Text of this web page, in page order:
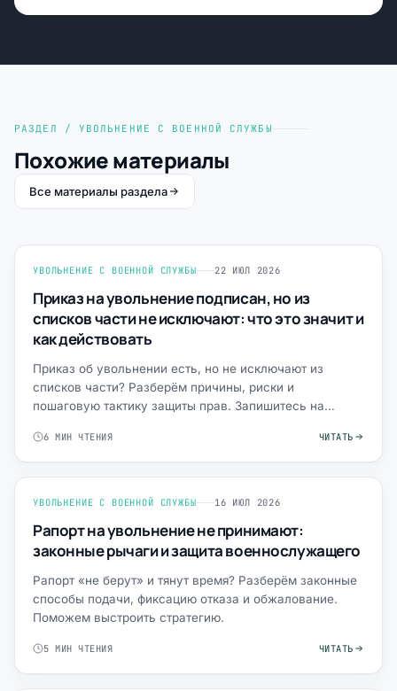
РАЗДЕЛ / УВОЛЬНЕНИЕ С ВОЕННОЙ СЛУЖБЫ
Похожие материалы
Все материалы раздела
УВОЛЬНЕНИЕ С ВОЕННОЙ СЛУЖБЫ 22 ИЮЛ 2026
Приказ на увольнение подписан, но из
списков части не исключают: что это значит и
как действовать
Приказ об увольнении есть, но не исключают из
списков части? Разберём причины, риски и
пошаговую тактику защиты прав. Запишитесь на
6 МИН ЧТЕНИЯ ЧИТАТЬ
УВОЛЬНЕНИЕ С ВОЕННОЙ СЛУЖБЫ 16 ИЮЛ 2026
Рапорт на увольнение не принимают:
законные рычаги и защита военнослужащего
Рапорт «не берут» и тянут время? Разберём законные
способы подачи, фиксацию отказа и обжалование.
Поможем выстроить стратегию.
5 МИН ЧТЕНИЯ ЧИТАТЬ